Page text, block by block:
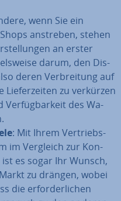
wenn Sie ein
anstreben, stehen
an erster
darum, den Dis­
deren Ver­brei­tung auf
Lie­fer­zei­ten zu verkürzen
Ver­füg­bar­keit des Wa­
: Mit Ihrem Ver­triebs­
im Vergleich zur Kon­
es sogar Ihr Wunsch,
zu drängen, wobei
die er­for­der­li­chen